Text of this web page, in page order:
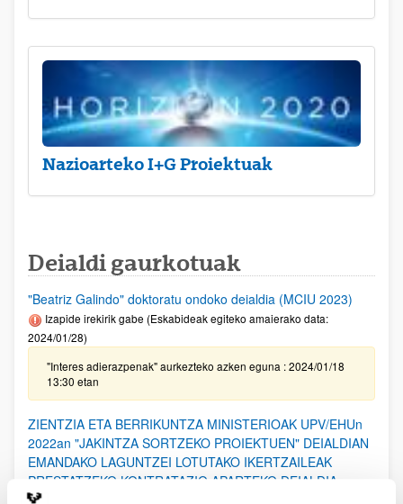
Nazioarteko I+G Proiektuak
Deialdi gaurkotuak
"Beatriz Galindo" doktoratu ondoko deialdia (MCIU 2023)
Izapide irekirik gabe (Eskabideak egiteko amaierako data:
2024/01/28)
"Interes adierazpenak" aurkezteko azken eguna : 2024/01/18
13:30 etan
ZIENTZIA ETA BERRIKUNTZA MINISTERIOAK UPV/EHUn
2022an "JAKINTZA SORTZEKO PROIEKTUEN" DEIALDIAN
EMANDAKO LAGUNTZEI LOTUTAKO IKERTZAILEAK
PRESTATZEKO KONTRATAZIO APARTEKO DEIALDIA